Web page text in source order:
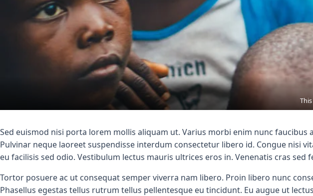
Sed euismod nisi porta lorem mollis aliquam ut. Varius morbi enim nunc
Pulvinar neque laoreet suspendisse interdum consectetur libero id. Congue nisi
eu facilisis sed odio. Vestibulum lectus mauris ultrices eros in. Venenatis cras
Tortor posuere ac ut consequat semper viverra nam libero. Proin libero nunc
Phasellus egestas tellus rutrum tellus pellentesque eu tincidunt. Eu augue ut